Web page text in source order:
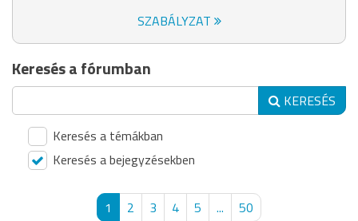
SZABÁLYZAT
Keresés a fórumban
KERESÉS
Keresés a témákban
Keresés a bejegyzésekben
1 2 3 4 5 ...
50